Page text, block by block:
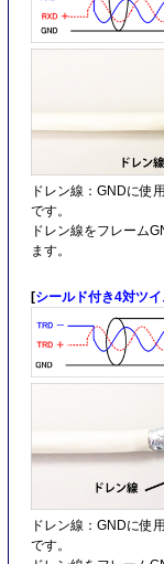
ドレン線：GNDに使
です。
ドレン線をフレーム
ます。
[シールド付き4対ツ
ドレン線：GNDに使
です。